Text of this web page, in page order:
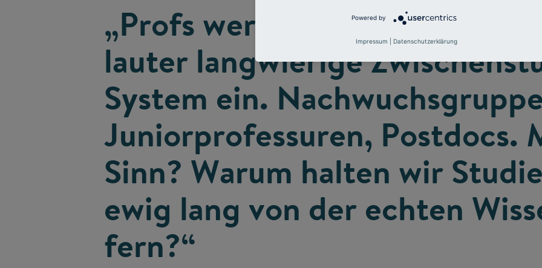
„Profs werden älter und älter,
lauter langwierige
System ein.
Juniorprofessuren, Postdocs.
Sinn? Warum halten wir
ewig lang von der echten
fern?“
Powered by
Impressum Datenschutzerklärung